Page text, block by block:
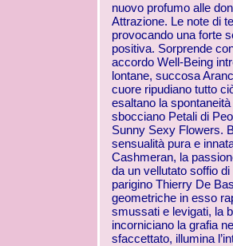
nuovo profumo alle
Attrazione. Le note di
provocando una forte
positiva. Sorprende
accordo Well-Being
lontane, succosa
cuore ripudiano tutto
esaltano la
sbocciano Petali di
Sunny Sexy Flowers.
sensualità pura e
Cashmeran, la
da un vellutato soffio
parigino Thierry De
geometriche in esso
smussati e levigati, la
incorniciano la grafia
sfaccettato, illumina